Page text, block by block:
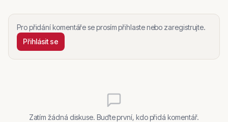
Pro přidání komentáře se prosím přihlaste nebo zaregistrujte.
Přihlásit se
Zatím žádná diskuse. Buďte první, kdo přidá komentář.